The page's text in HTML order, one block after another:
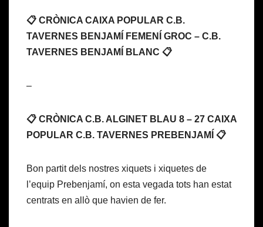
📋 CRÒNICA CAIXA POPULAR C.B.
TAVERNES BENJAMÍ FEMENÍ GROC – C.B.
TAVERNES BENJAMÍ BLANC 📋
–
📋 CRÒNICA C.B. ALGINET BLAU 8 – 27 CAIXA
POPULAR C.B. TAVERNES PREBENJAMÍ 📋
Bon partit dels nostres xiquets i xiquetes de
l’equip Prebenjamí, on esta vegada tots han estat
centrats en allò que havien de fer.